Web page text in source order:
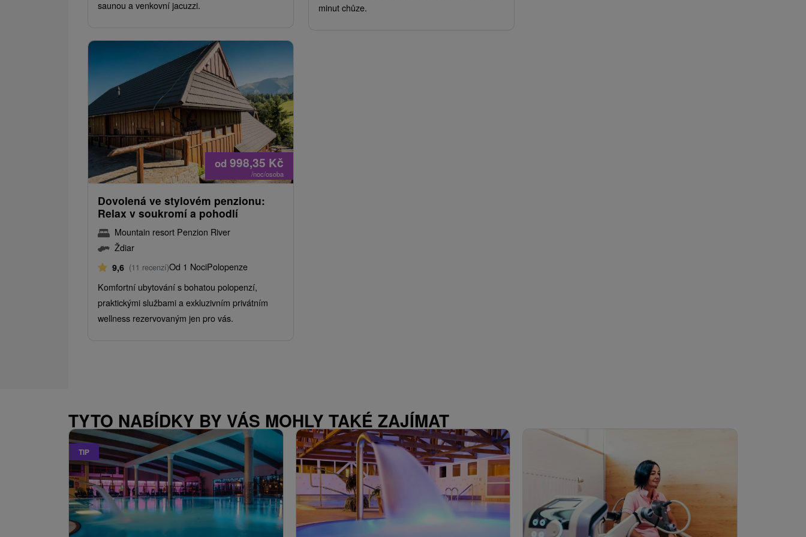
saunou a venkovní jacuzzi.
minut chůze.
od 998,35 Kč
/noc/osoba
Dovolená ve stylovém penzionu:
Relax v soukromí a pohodlí
Mountain resort Penzion River
Ždiar
9,6 (11 recenzí)Od 1 NociPolopenze
Komfortní ubytování s bohatou polopenzí,
praktickými službami a exkluzivním privátním
wellness rezervovaným jen pro vás.
TYTO NABÍDKY BY VÁS MOHLY TAKÉ ZAJÍMAT
TIP